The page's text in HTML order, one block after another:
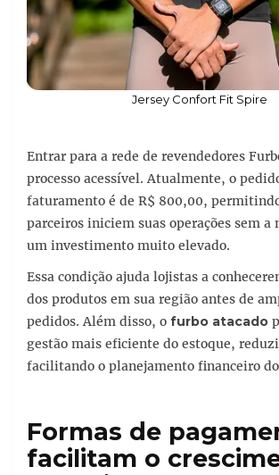
Jersey Confort Fit Spire
Entrar para a rede de revendedores
processo acessível. Atualmente, o
faturamento é de R$ 800,00,
parceiros iniciem suas operações sem a
um investimento muito elevado.
Essa condição ajuda lojistas a
dos produtos em sua região antes de
pedidos. Além disso, o furbo atacado
gestão mais eficiente do estoque,
facilitando o planejamento financeiro
Formas de
facilitam o